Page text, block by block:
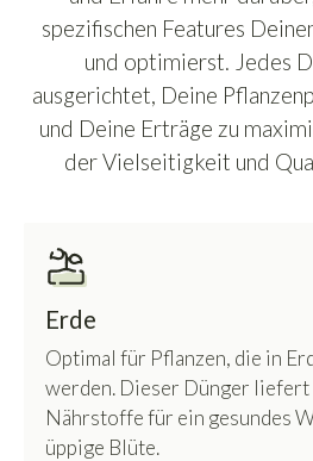
spezifischen Features
und optimierst. Jedes
ausgerichtet, Deine
und Deine Erträge zu
der Vielseitigkeit und
Erde
Optimal für Pflanzen, die in
werden. Dieser Dünger
Nährstoffe für ein gesundes
üppige Blüte.